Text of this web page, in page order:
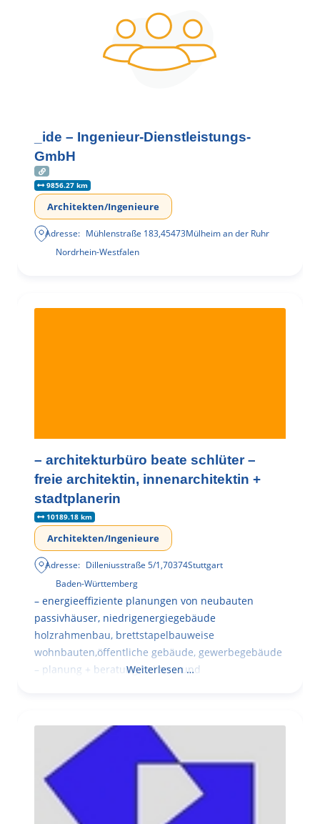
_ide – Ingenieur-Dienstleistungs-
GmbH
9856.27 km
Architekten/Ingenieure
Adresse: Mühlenstraße 183,45473Mülheim an der Ruhr
Nordrhein-Westfalen
– architekturbüro beate schlüter –
freie architektin, innenarchitektin +
stadtplanerin
10189.18 km
Architekten/Ingenieure
Adresse: Dilleniusstraße 5/1,70374Stuttgart
Baden-Württemberg
– energieeffiziente planungen von neubauten
passivhäuser, niedrigenergiegebäude
holzrahmenbau, brettstapelbauweise
wohnbauten,öffentliche gebäude, gewerbegebäude
– planung + beratung bei an – und
Weiterlesen …